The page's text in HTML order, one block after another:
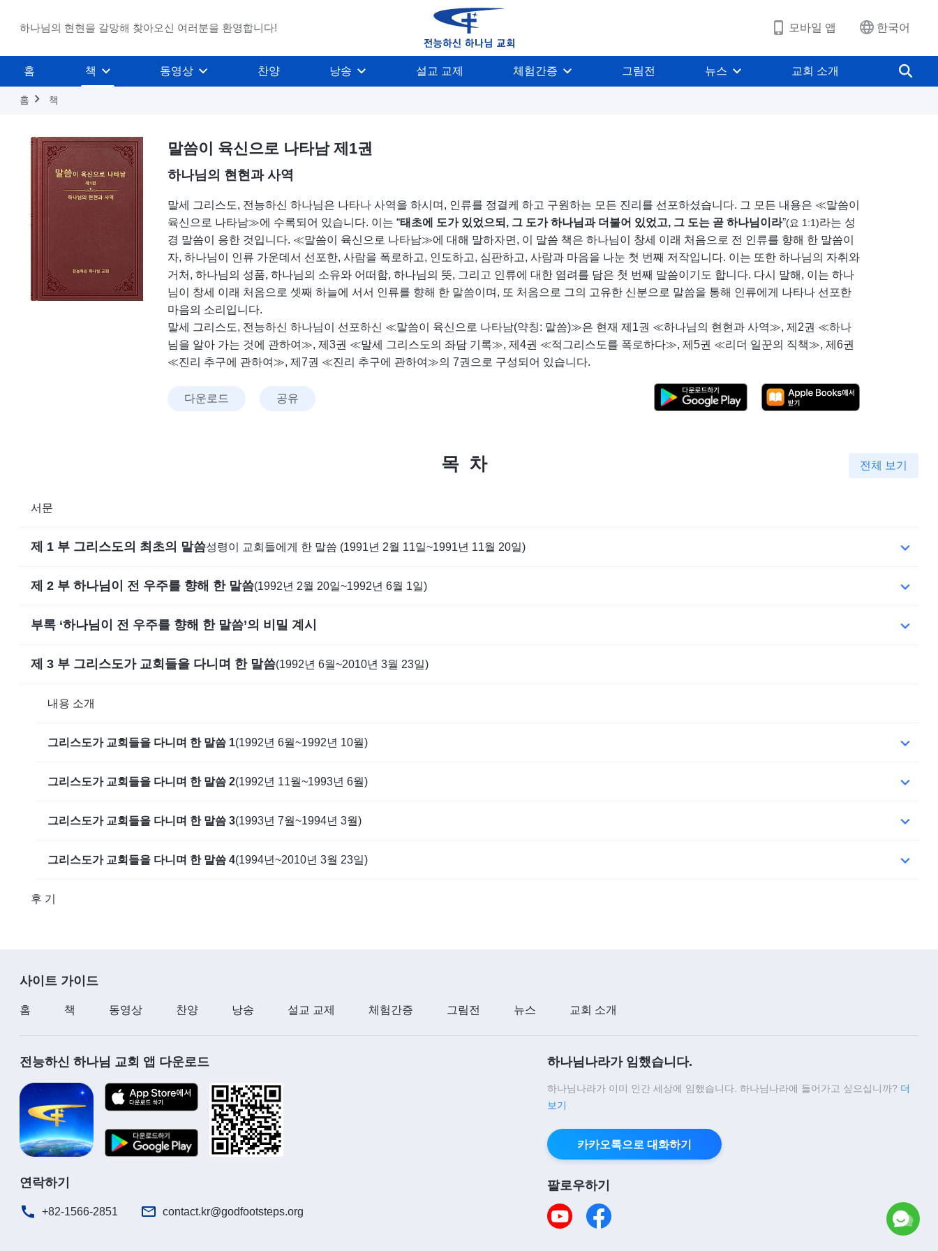
하나님의 현현을 갈망해 찾아오신 여러분을 환영합니다! 모바일 앱 한국어
홈 책 동영상 찬양 낭송 설교 교제 체험간증 그림전 뉴스 교회 소개
홈 책
말씀이 육신으로 나타남 제1권
하나님의 현현과 사역
말세 그리스도, 전능하신 하나님은 나타나 사역을 하시며, 인류를 정결케 하고 구원하는 모든 진리를 선포하셨습니다. 그 모든 내용은 ≪말씀이
육신으로 나타남≫에 수록되어 있습니다. 이는 “태초에 도가 있었으되, 그 도가 하나님과 더불어 있었고, 그 도는 곧 하나님이라”(요 1:1)라는 성
경 말씀이 응한 것입니다. ≪말씀이 육신으로 나타남≫에 대해 말하자면, 이 말씀 책은 하나님이 창세 이래 처음으로 전 인류를 향해 한 말씀이
자, 하나님이 인류 가운데서 선포한, 사람을 폭로하고, 인도하고, 심판하고, 사람과 마음을 나눈 첫 번째 저작입니다. 이는 또한 하나님의 자취와
거처, 하나님의 성품, 하나님의 소유와 어떠함, 하나님의 뜻, 그리고 인류에 대한 염려를 담은 첫 번째 말씀이기도 합니다. 다시 말해, 이는 하나
님이 창세 이래 처음으로 셋째 하늘에 서서 인류를 향해 한 말씀이며, 또 처음으로 그의 고유한 신분으로 말씀을 통해 인류에게 나타나 선포한
마음의 소리입니다.
말세 그리스도, 전능하신 하나님이 선포하신 ≪말씀이 육신으로 나타남(약칭: 말씀)≫은 현재 제1권 ≪하나님의 현현과 사역≫, 제2권 ≪하나
님을 알아 가는 것에 관하여≫, 제3권 ≪말세 그리스도의 좌담 기록≫, 제4권 ≪적그리스도를 폭로하다≫, 제5권 ≪리더 일꾼의 직책≫, 제6권
≪진리 추구에 관하여≫, 제7권 ≪진리 추구에 관하여≫의 7권으로 구성되어 있습니다.
다운로드 공유
목차 전체 보기
서문
제 1 부 그리스도의 최초의 말씀성령이 교회들에게 한 말씀 (1991년 2월 11일~1991년 11월 20일)
제 2 부 하나님이 전 우주를 향해 한 말씀(1992년 2월 20일~1992년 6월 1일)
부록 ‘하나님이 전 우주를 향해 한 말씀’의 비밀 계시
제 3 부 그리스도가 교회들을 다니며 한 말씀(1992년 6월~2010년 3월 23일)
내용 소개
그리스도가 교회들을 다니며 한 말씀 1(1992년 6월~1992년 10월)
그리스도가 교회들을 다니며 한 말씀 2(1992년 11월~1993년 6월)
그리스도가 교회들을 다니며 한 말씀 3(1993년 7월~1994년 3월)
그리스도가 교회들을 다니며 한 말씀 4(1994년~2010년 3월 23일)
후 기
사이트 가이드
홈 책 동영상 찬양 낭송 설교 교제 체험간증 그림전 뉴스 교회 소개
전능하신 하나님 교회 앱 다운로드
연락하기
+82-1566-2851 contact.kr@godfootsteps.org
하나님나라가 임했습니다.
하나님나라가 이미 인간 세상에 임했습니다. 하나님나라에 들어가고 싶으십니까? 더
보기
카카오톡으로 대화하기
팔로우하기